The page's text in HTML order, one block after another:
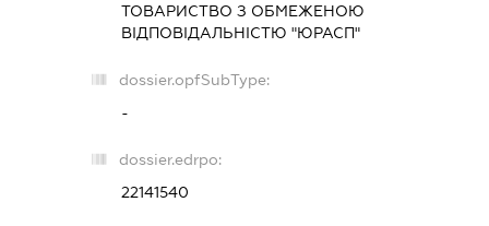
ТОВАРИСТВО З ОБМЕЖЕНОЮ
ВІДПОВІДАЛЬНІСТЮ "ЮРАСП"
dossier.opfSubType:
-
dossier.edrpo:
22141540